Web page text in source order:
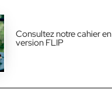
Consultez notre cahier en
version FLIP